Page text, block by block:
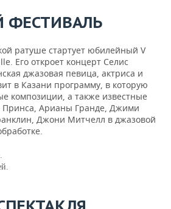
ратуше стартует юбилейный V
Его откроет концерт Селис
джазовая певица, актриса и
в Казани программу, в которую
композиции, а также известные
Принса, Арианы Гранде, Джими
Джони Митчелл в джазовой